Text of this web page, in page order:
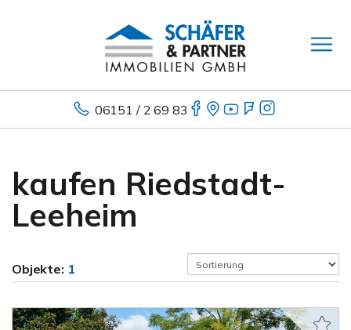
06151 / 2 69 83
kaufen Riedstadt-
Leeheim
Objekte: 1